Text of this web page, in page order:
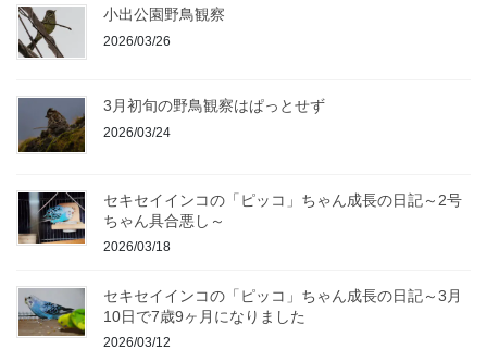
小出公園野鳥観察
2026/03/26
3月初旬の野鳥観察はぱっとせず
2026/03/24
セキセイインコの「ピッコ」ちゃん成長の日記～2号
ちゃん具合悪し～
2026/03/18
セキセイインコの「ピッコ」ちゃん成長の日記～3月
10日で7歳9ヶ月になりました
2026/03/12